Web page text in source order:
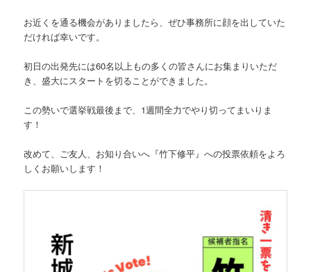
お近くを通る機会がありましたら、ぜひ事務所に顔を出していた
だければ幸いです。
初日の出発先には60名以上もの多くの皆さんにお集まりいただ
き、盛大にスタートを切ることができました。
この勢いで選挙戦最後まで、1週間全力でやり切ってまいりま
す！
改めて、ご友人、お知り合いへ『竹下修平』への投票依頼をよろ
しくお願いします！